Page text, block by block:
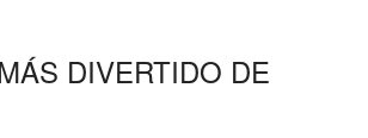
DIVERTIDO DE